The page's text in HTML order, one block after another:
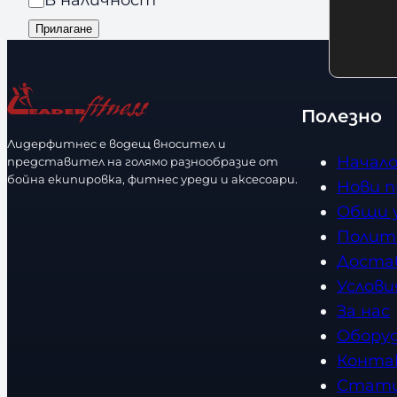
n
d
а
ч
о
с
Прилагане
и
с
Лидерфитнес е водещ вносител и
представител на голямо разнообразие от
бойна екипировка, фитнес уреди и аксесоари.
Полезно
Начало
Нови
Общи
За нас